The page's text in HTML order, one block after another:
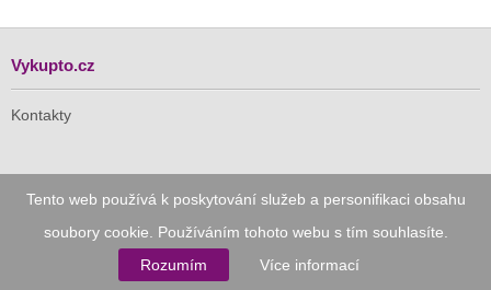
Tento web používá k poskytování služeb a personifikaci obsahu
soubory cookie. Používáním tohoto webu s tím souhlasíte.
Rozumím
Více informací
Vykupto.cz
Kontakty
Pro Vás
Doručení zdarma
Vykupto na Facebooku